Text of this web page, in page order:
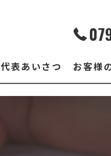
代表あいさつ お客様